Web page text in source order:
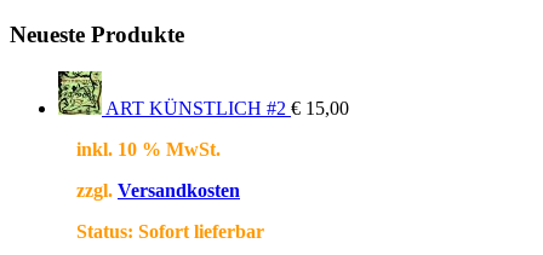
Neueste Produkte
ART KÜNSTLICH #2 € 15,00
inkl. 10 % MwSt.
zzgl. Versandkosten
Status: Sofort lieferbar